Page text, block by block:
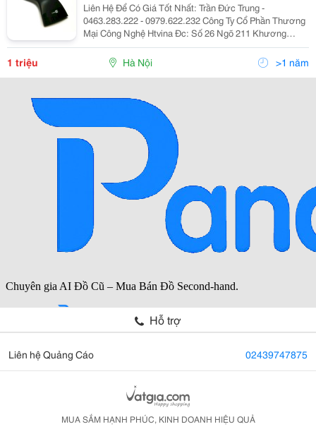
Liên Hệ Để Có Giá Tốt Nhất: Trần Đức Trung -
0463.283.222 - 0979.622.232 Công Ty Cổ Phần Thương
Mại Công Nghệ Htvina Đc: Số 26 Ngõ 211 Khương
Trung &Ndash; Thanh Xuân &Ndash; Hà Nội Yahoo
:Htvinakd3 Http ://Www.sieuthiht.com Trụ Sở Chính:
1 triệu Hà Nội >1 năm
Hỗ trợ
Liên hệ Quảng Cáo 02439747875
MUA SẮM HẠNH PHÚC, KINH DOANH HIỆU QUẢ